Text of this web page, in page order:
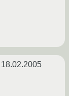
18.02.2005